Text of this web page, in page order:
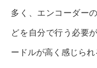
多く、エンコーダー
どを自分で行う必要
ードルが高く感じられ